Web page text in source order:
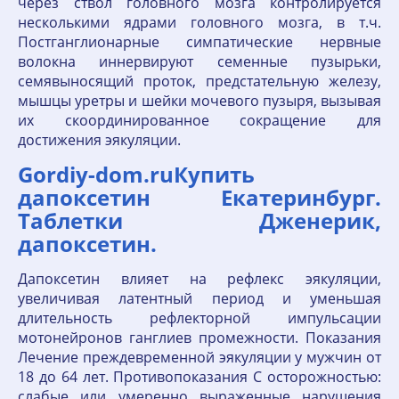
несколькими ядрами головного мозга, в т.ч.
Постганглионарные симпатические нервные
волокна иннервируют семенные пузырьки,
семявыносящий проток, предстательную железу,
мышцы уретры и шейки мочевого пузыря, вызывая
их скоординированное сокращение для
достижения эякуляции.
Gordiy-dom.ruКупить
дапоксетин Екатеринбург.
Таблетки Дженерик,
дапоксетин.
Дапоксетин влияет на рефлекс эякуляции,
увеличивая латентный период и уменьшая
длительность рефлекторной импульсации
мотонейронов ганглиев промежности. Показания
Лечение преждевременной эякуляции у мужчин от
18 до 64 лет. Противопоказания С осторожностью: